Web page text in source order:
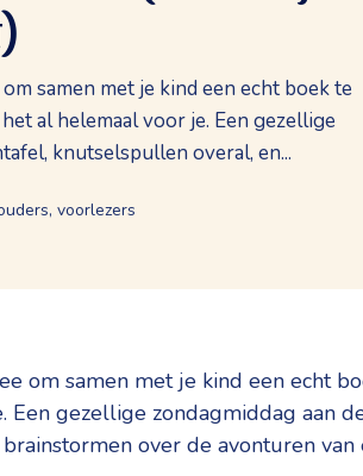
samen met je kind een echt boek te
al helemaal voor je. Een gezellige
knutselspullen overal, en...
voorlezers
om samen met je kind een echt
Een gezellige zondagmiddag aan
over de avonturen